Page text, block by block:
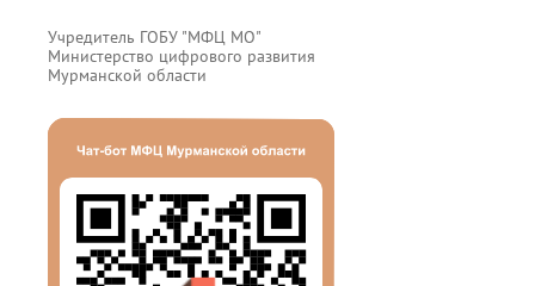
Учредитель ГОБУ "МФЦ МО"
Министерство цифрового развития
Мурманской области